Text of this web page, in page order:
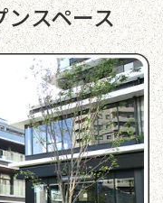
スペース